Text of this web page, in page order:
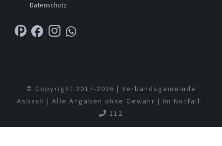
Datenschutz
© Copyright 2017-2026 | Verbandsgemeinde
Asbach | Alle Angaben ohne Gewähr | Im Notfall:
112